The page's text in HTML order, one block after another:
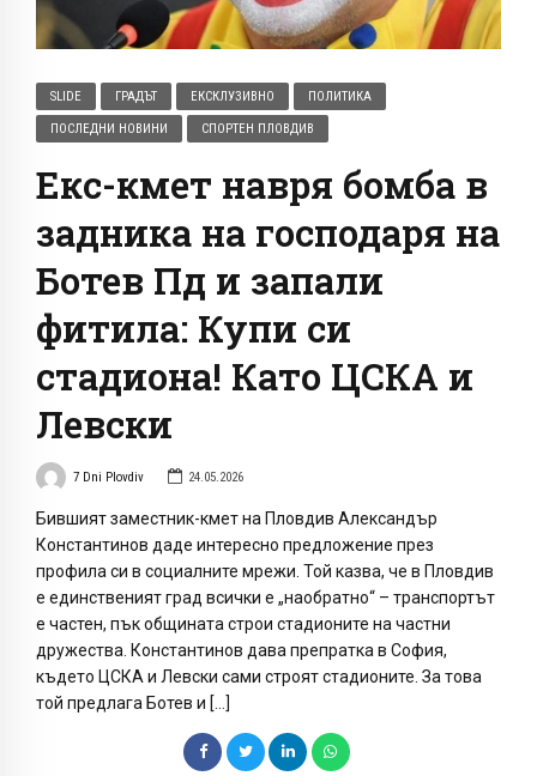
SLIDE ГРАДЪТ ЕКСКЛУЗИВНО ПОЛИТИКА
ПОСЛЕДНИ НОВИНИ СПОРТЕН ПЛОВДИВ
Екс-кмет навря бомба в
задника на господаря на
Ботев Пд и запали
фитила: Купи си
стадиона! Като ЦСКА и
Левски
7 Dni Plovdiv 24.05.2026
Бившият заместник-кмет на Пловдив Александър
Константинов даде интересно предложение през
профила си в социалните мрежи. Той казва, че в Пловдив
е единственият град всички е „наобратно“ – транспортът
е частен, пък общината строи стадионите на частни
дружества. Константинов дава препратка в София,
където ЦСКА и Левски сами строят стадионите. За това
той предлага Ботев и […]